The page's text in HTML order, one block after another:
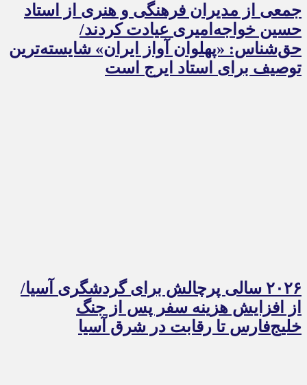
جمعی از مدیران فرهنگی و هنری از استاد
حسین خواجه‌امیری عیادت کردند/
حق‌شناس: «پهلوان آواز ایران» شایسته‌ترین
توصیف برای استاد ایرج است
۲۰۲۶ سالی پرچالش برای گردشگری آسیا/
از افزایش هزینه سفر پس از جنگ
خلیج‌فارس تا رقابت در شرق آسیا